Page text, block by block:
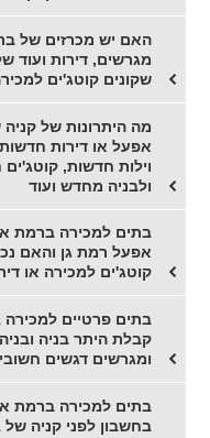
האם יש מכרזים של
מגרשים, דירות ועוד
שקונים קוטג'ים
מה היתרונות של
אפעל או דירות
וילות חדשות,
ולבניה מחדש ועוד
בתים למכירה ברמת
אפעל רמת גן והאם
קוטג'ים למכירה או
בתים פרטיים
קבלת היתר בניה
ומגרשים דגשים
בתים למכירה ברמת
בחשבון לפני קניה